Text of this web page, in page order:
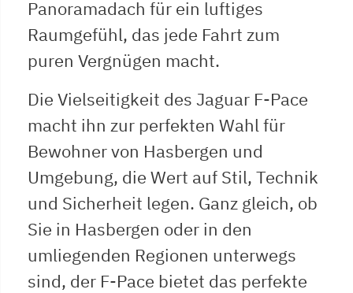
Panoramadach für ein luftiges
Raumgefühl, das jede Fahrt zum
puren Vergnügen macht.
Die Vielseitigkeit des Jaguar F-Pace
macht ihn zur perfekten Wahl für
Bewohner von Hasbergen und
Umgebung, die Wert auf Stil, Technik
und Sicherheit legen. Ganz gleich, ob
Sie in Hasbergen oder in den
umliegenden Regionen unterwegs
sind, der F-Pace bietet das perfekte